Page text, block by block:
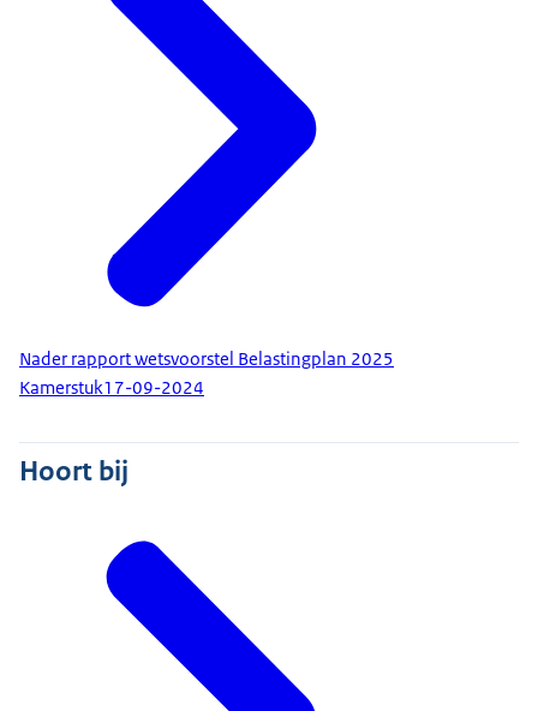
Nader rapport wetsvoorstel Belastingplan 2025
Kamerstuk17-09-2024
Hoort bij